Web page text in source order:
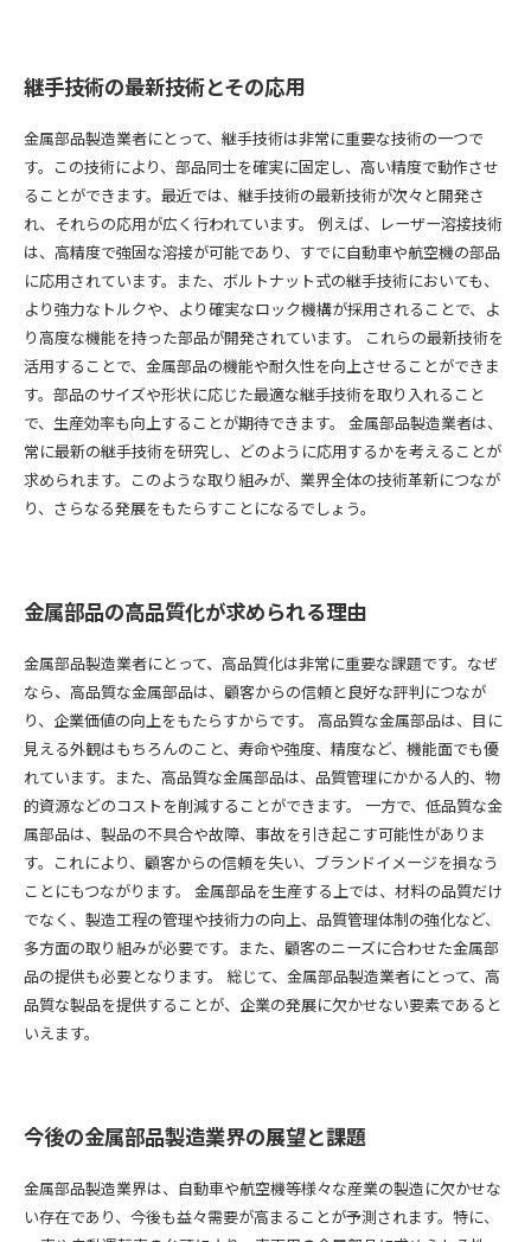
継手技術の最新技術とその応用
金属部品製造業者にとって、継手技術は非常に重要な技術の一つで
す。この技術により、部品同士を確実に固定し、高い精度で動作させ
ることができます。最近では、継手技術の最新技術が次々と開発さ
れ、それらの応用が広く行われています。 例えば、レーザー溶接技術
は、高精度で強固な溶接が可能であり、すでに自動車や航空機の部品
に応用されています。また、ボルトナット式の継手技術においても、
より強力なトルクや、より確実なロック機構が採用されることで、よ
り高度な機能を持った部品が開発されています。 これらの最新技術を
活用することで、金属部品の機能や耐久性を向上させることができま
す。部品のサイズや形状に応じた最適な継手技術を取り入れること
で、生産効率も向上することが期待できます。 金属部品製造業者は、
常に最新の継手技術を研究し、どのように応用するかを考えることが
求められます。このような取り組みが、業界全体の技術革新につなが
り、さらなる発展をもたらすことになるでしょう。
金属部品の高品質化が求められる理由
金属部品製造業者にとって、高品質化は非常に重要な課題です。なぜ
なら、高品質な金属部品は、顧客からの信頼と良好な評判につなが
り、企業価値の向上をもたらすからです。 高品質な金属部品は、目に
見える外観はもちろんのこと、寿命や強度、精度など、機能面でも優
れています。また、高品質な金属部品は、品質管理にかかる人的、物
的資源などのコストを削減することができます。 一方で、低品質な金
属部品は、製品の不具合や故障、事故を引き起こす可能性がありま
す。これにより、顧客からの信頼を失い、ブランドイメージを損なう
ことにもつながります。 金属部品を生産する上では、材料の品質だけ
でなく、製造工程の管理や技術力の向上、品質管理体制の強化など、
多方面の取り組みが必要です。また、顧客のニーズに合わせた金属部
品の提供も必要となります。 総じて、金属部品製造業者にとって、高
品質な製品を提供することが、企業の発展に欠かせない要素であると
いえます。
今後の金属部品製造業界の展望と課題
金属部品製造業界は、自動車や航空機等様々な産業の製造に欠かせな
い存在であり、今後も益々需要が高まることが予測されます。特に、